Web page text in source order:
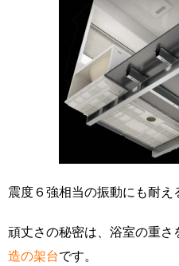
震度６強相当の振動にも耐え
頑丈さの秘密は、浴室の重さ
造の架台です。